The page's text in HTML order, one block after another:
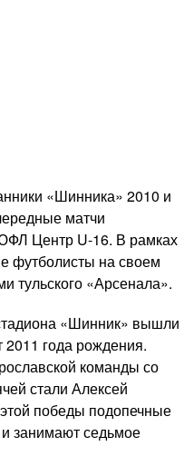
«Шинника» 2010 и
матчи
Центр U-16. В рамках
футболисты на своем
тульского «Арсенала».
«Шинник» вышли
года рождения.
команды со
стали Алексей
победы подопечные
занимают седьмое